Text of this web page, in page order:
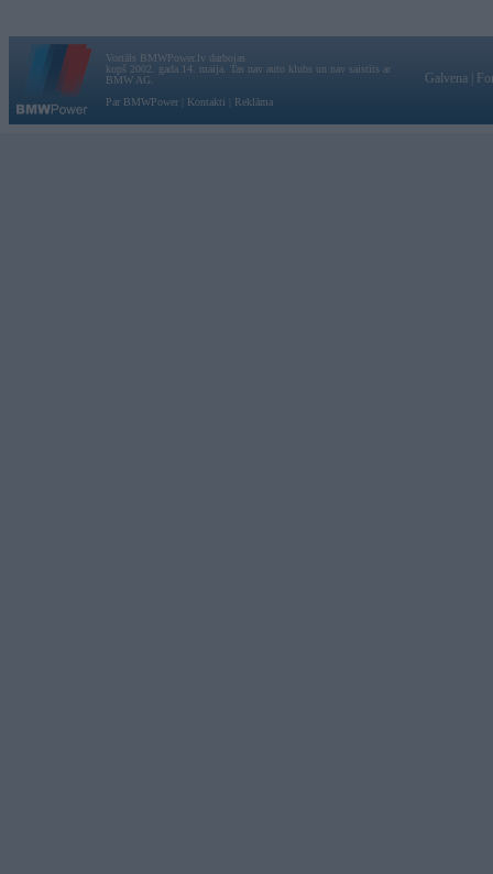
Vortāls BMWPower.lv darbojas
kopš 2002. gada 14. maija. Tas nav auto klubs un nav saistīts ar
BMW AG.
Par BMWPower
Kontakti Reklāma
Galvena